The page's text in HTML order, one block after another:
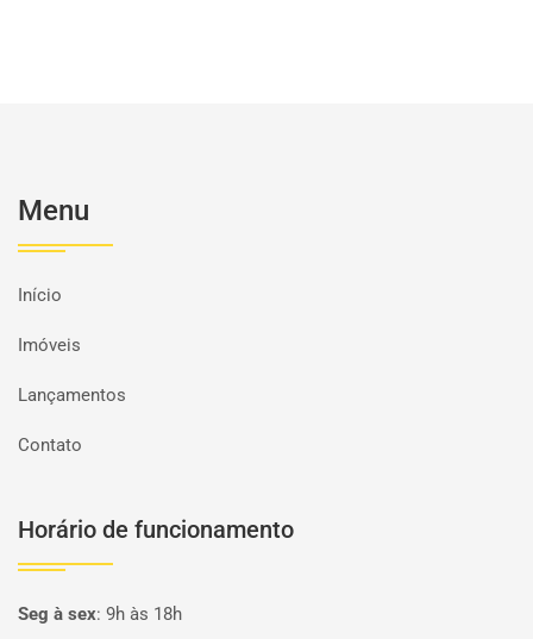
Menu
Início
Imóveis
Lançamentos
Contato
Horário de funcionamento
Seg à sex: 9h às 18h